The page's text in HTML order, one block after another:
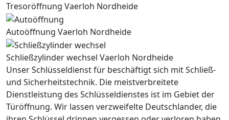
Tresoröffnung Vaerloh Nordheide
Autoöffnung Vaerloh Nordheide
Schließzylinder wechsel Vaerloh Nordheide
Unser Schlüsseldienst für beschäftigt sich mit Schließ-
und Sicherheitstechnik. Die meistverbreitete
Dienstleistung des Schlüsseldienstes ist im Gebiet der
Türöffnung. Wir lassen verzweifelte Deutschlander, die